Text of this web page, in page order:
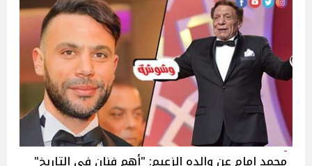
محمد إمام عن والده الزعيم: "أهم فنان في التاريخ"